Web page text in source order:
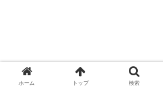
ホーム トップ 検索